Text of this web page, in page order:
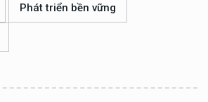
Phát triển bền vững